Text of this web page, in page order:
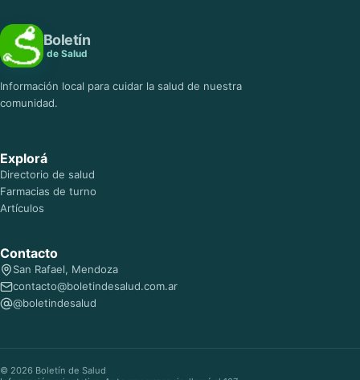
Boletín
de Salud
Información local para cuidar la salud de nuestra
comunidad.
Explorá
Directorio de salud
Farmacias de turno
Artículos
Contacto
San Rafael, Mendoza
contacto@boletindesalud.com.ar
@boletindesalud
© 2026 Boletín de Salud